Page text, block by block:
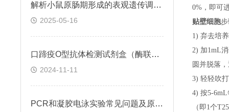
解析小鼠原肠期形成的表观遗传调控规律
2025-05-16
口蹄疫O型抗体检测试剂盒（酶联免疫法）检测原理
2024-11-11
PCR和凝胶电泳实验常见问题及原因分析
0%，即可
贴壁细胞
1) 弃去培
2) 加1mL
圆并脱落
3) 轻轻吹
4) 按5-
（即1个